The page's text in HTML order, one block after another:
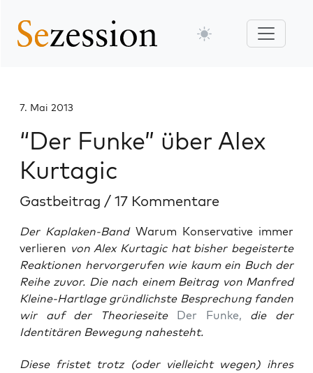
7. Mai 2013
“Der Funke” über Alex
Kurtagic
Gastbeitrag / 17 Kommentare
Der Kaplaken-Band Warum Konservative immer
verlieren von Alex Kurtagic hat bisher begeisterte
Reaktionen hervorgerufen wie kaum ein Buch der
Reihe zuvor. Die nach einem Beitrag von Manfred
Kleine-Hartlage gründlichste Besprechung fanden
wir auf der Theorieseite Der Funke, die der
Identitären Bewegung nahesteht.
Die­se fris­tet trotz (oder viel­leicht wegen) ihres